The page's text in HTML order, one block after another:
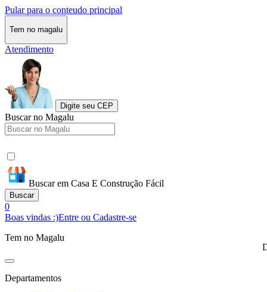
Pular para o conteudo principal
Tem no magalu
Atendimento
Digite seu CEP
Buscar no Magalu
Buscar em Casa E Construção Fácil
Buscar
0
Boas vindas :)Entre ou Cadastre-se
Tem no Magalu
Departamentos